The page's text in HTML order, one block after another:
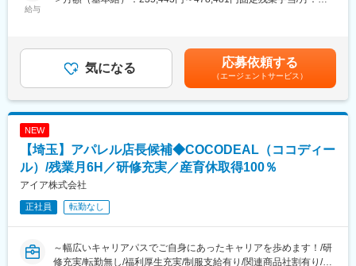
ラン社員よりしっかりサポートをさせていただきます。
・土日祝休み ※イベントの状況により現場に出ることもあります
が、その場合は必ず振替休日を取得していただきます。
・年間休日125日
・KADOKAWAグループの中核企業として事業展開をしておりま
す。
・アニメや出版IPを活用した独自ビジネスがございます。
・文化施設やイベント運営にも強みを保有しており、業績好調で
す。
・数値分析・課題抽出を通じ宿泊施設様の課題解決に繋がるソリ
・マーケティング部門・編成部門と連携したプロモーション企画
への参加促進提案
自社のWEBマーケティングのノウハウや数値分析からコンサルテ
■部署、サービスについて：
国内宿泊サイトとしては、最大級の規模を誇り、今後更なる事業
成長に向けて、中核を担っていただける人材を募集しておりま
す。ご入社後のパフォーマンスによって将来的には営業グループ
スキルを高めるだけではなく、チーム運営やマネジメント領域へ
給与
上記はあくまで想定であり、ご経験、スキルに応じ決定させて頂
きます。■給与改定年2回■賞与年2回■決算賞与有賃金はあくまで
も目安の金額であり、選考を通じて上下する可能性があります。
月給(月額)は固定手当を含めた表記です。
気になる 応募依頼する
（エージェントサービス）
NEW
【埼玉】アパレル店長候補◆COCODEAL（ココディー
ル）/残業月6H／研修充実／産育休取得100％
アイア株式会社
正社員 転勤なし
～幅広いキャリアパスでご自身にあったキャリアを歩めます！/研
修充実/転勤無し/福利厚生充実/制服支給有り/関連商品社割有り/残